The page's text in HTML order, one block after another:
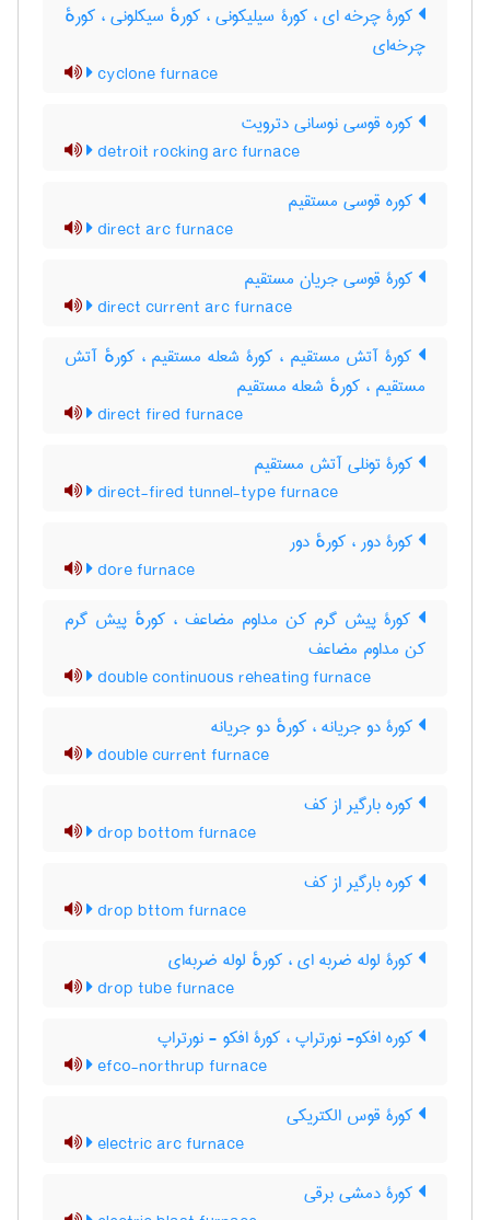
کورۀ چرخه ای ، کورۀ سیلیکونی ، کورهٔ سیکلونی ، کورهٔ
چرخه‌ای
cyclone furnace
کوره قوسی نوسانی دترویت
detroit rocking arc furnace
کوره قوسی مستقیم
direct arc furnace
کورۀ قوسی جریان مستقیم
direct current arc furnace
کورۀ آتش مستقیم ، کورۀ شعله مستقیم ، کورهٔ آتش
مستقیم ، کورهٔ شعله مستقیم
direct fired furnace
کورۀ تونلی آتش مستقیم
direct-fired tunnel-type furnace
کورۀ دور ، کورهٔ دور
dore furnace
کورۀ پیش گرم کن مداوم مضاعف ، کورهٔ پیش گرم
کن مداوم مضاعف
double continuous reheating furnace
کورۀ دو جریانه ، کورهٔ دو جریانه
double current furnace
کوره بارگیر از کف
drop bottom furnace
کوره بارگیر از کف
drop bttom furnace
کورۀ لوله ضربه ای ، کورهٔ لوله ضربه‌ای
drop tube furnace
کوره افکو- نورتراپ ، کورۀ افکو - نورتراپ
efco-northrup furnace
کورۀ قوس الکتریکی
electric arc furnace
کورۀ دمشی برقی